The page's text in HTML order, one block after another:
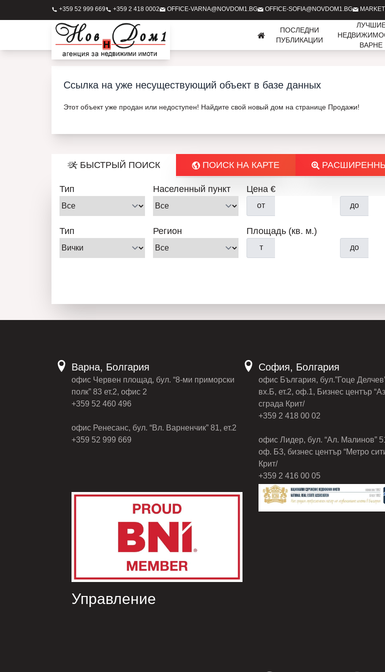
+359 52 999 669 +359 2 418 0002 OFFICE-VARNA@NOVDOM1.BG OFFICE-SOFIA@NOVDOM1.BG
ПОСЛЕДНИ
ПУБЛИКАЦИИ
ВАРНЕ
Ссылка на уже несуществующий объект в базе данных
Этот объект уже продан или недоступен! Найдите свой новый дом на странице Продажи!
БЫСТРЫЙ ПОИСК ПОИСК НА КАРТЕ
Тип Населенный пункт
Тип Регион
Цена €
от до
Площадь (кв. м.)
т до
Варна, Болгария
офис Червен площад, бул. “8-ми приморски
полк” 83 ет.2, офис 2
+359 52 460 496
офис Ренесанс, бул. “Вл. Варненчик” 81, ет.2
+359 52 999 669
София, Болгария
офис България, бул.”Гоце
вх.Б, ет.2, оф.1, Бизнес център
сграда Крит/
+359 2 418 00 02
офис Лидер, бул. “Ал. Малинов”
оф. Б3, бизнес център “Метро
Крит/
+359 2 416 00 05
Управление